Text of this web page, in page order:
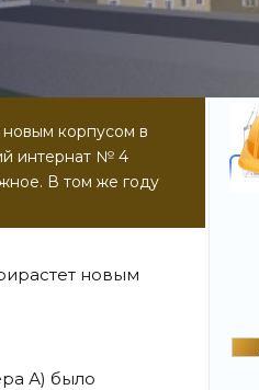
корпусом в
интернат № 4
В том же году
новым
А) было